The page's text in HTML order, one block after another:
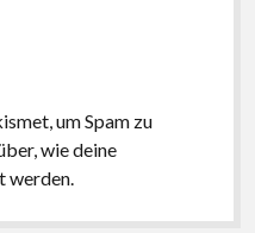
um Spam zu
wie deine
werden.